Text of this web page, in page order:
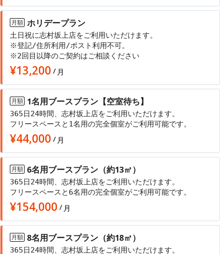
月額 ホリデープラン
土日祝に志村坂上店をご利用いただけます。
※登記/住所利用/ポスト利用不可。
※2回目以降のご契約はご相談ください
¥13,200 / 月
月額 1名用ブースプラン【空室待ち】
365日24時間、志村坂上店をご利用いただけます。
フリースペースと1名用の完全個室がご利用可能です。
¥44,000 / 月
月額 6名用ブースプラン（約13㎡）
365日24時間、志村坂上店をご利用いただけます。
フリースペースと6名用の完全個室がご利用可能です。
¥154,000 / 月
月額 8名用ブースプラン（約18㎡）
365日24時間、志村坂上店をご利用いただけます。